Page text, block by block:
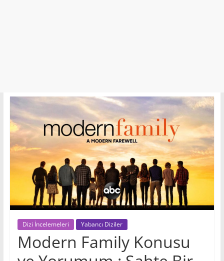
Dizi İncelemeleri Yabancı Diziler
Modern Family Konusu